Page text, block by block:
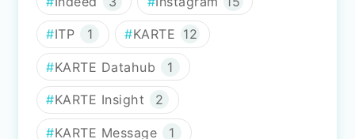
ITP 1 KARTE 12
KARTE Datahub 1
KARTE Insight 2
KARTE Message 1